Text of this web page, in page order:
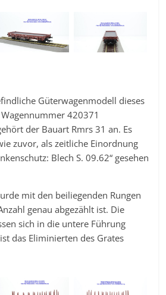
Güterwagenmodell dieses
420371
der Bauart Rmrs 31 an. Es
zuvor, als zeitliche Einordnung
Blech S. 09.62“ gesehen
mit den beiliegenden Rungen
genau abgezählt ist. Die
sich in die untere Führung
das Eliminierten des Grates